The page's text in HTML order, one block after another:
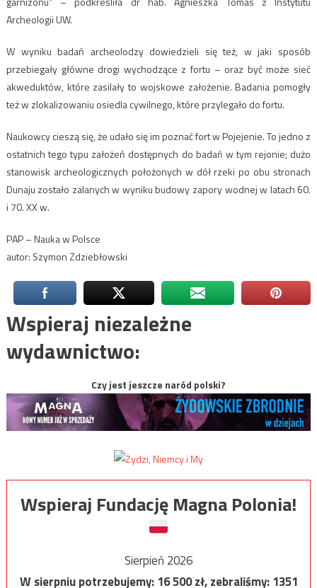
Archeologii UW.
W wyniku badań archeolodzy dowiedzieli się też, w jaki sposób
przebiegały główne drogi wychodzące z fortu – oraz być może sieć
akweduktów, które zasilały to wojskowe założenie. Badania pomogły
też w zlokalizowaniu osiedla cywilnego, które przylegało do fortu.
Naukowcy cieszą się, że udało się im poznać fort w Pojejenie. To jedno z
ostatnich tego typu założeń dostępnych do badań w tym rejonie; dużo
stanowisk archeologicznych położonych w dół rzeki po obu stronach
Dunaju zostało zalanych w wyniku budowy zapory wodnej w latach 60.
i 70. XX w.
PAP – Nauka w Polsce
autor: Szymon Zdziebłowski
Wspieraj niezależne
wydawnictwo:
Czy jest jeszcze naród polski?
Wspieraj Fundację Magna Polonia!
Sierpień 2026
W sierpniu potrzebujemy:16 500zł, zebraliśmy:1351